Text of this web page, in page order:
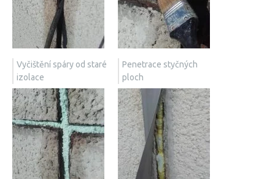
Vyčištění spáry od staré
izolace
Penetrace styčných
ploch